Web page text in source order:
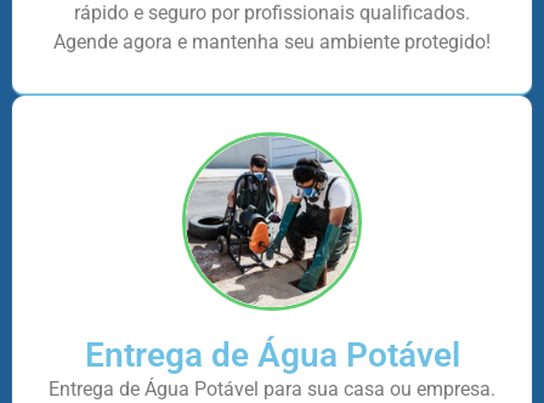
rápido e seguro por profissionais qualificados.
Agende agora e mantenha seu ambiente protegido!
Entrega de Água Potável
Entrega de Água Potável para sua casa ou empresa.